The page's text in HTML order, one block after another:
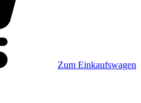
Zum Einkaufswagen